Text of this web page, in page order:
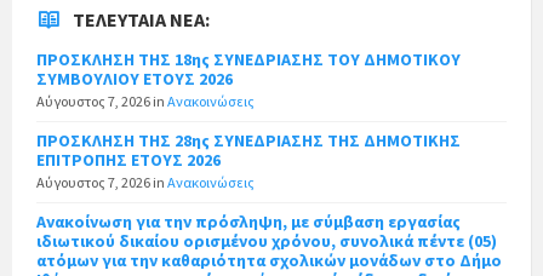
ΤΕΛΕΥΤΑΊΑ ΝΈΑ:
ΠΡΟΣΚΛΗΣΗ ΤΗΣ 18ης ΣΥΝΕΔΡΙΑΣΗΣ ΤΟΥ ΔΗΜΟΤΙΚΟΥ
ΣΥΜΒΟΥΛΙΟΥ ΕΤΟΥΣ 2026
Αύγουστος 7, 2026 in Ανακοινώσεις
ΠΡΟΣΚΛΗΣΗ ΤΗΣ 28ης ΣΥΝΕΔΡΙΑΣΗΣ ΤΗΣ ΔΗΜΟΤΙΚΗΣ
ΕΠΙΤΡΟΠΗΣ ΕΤΟΥΣ 2026
Αύγουστος 7, 2026 in Ανακοινώσεις
Ανακοίνωση για την πρόσληψη, με σύμβαση εργασίας
ιδιωτικού δικαίου ορισμένου χρόνου, συνολικά πέντε (05)
ατόμων για την καθαριότητα σχολικών μονάδων στο Δήμο